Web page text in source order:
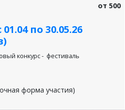
от 500
по 30.05.26
конкурс - фестиваль
форма участия)